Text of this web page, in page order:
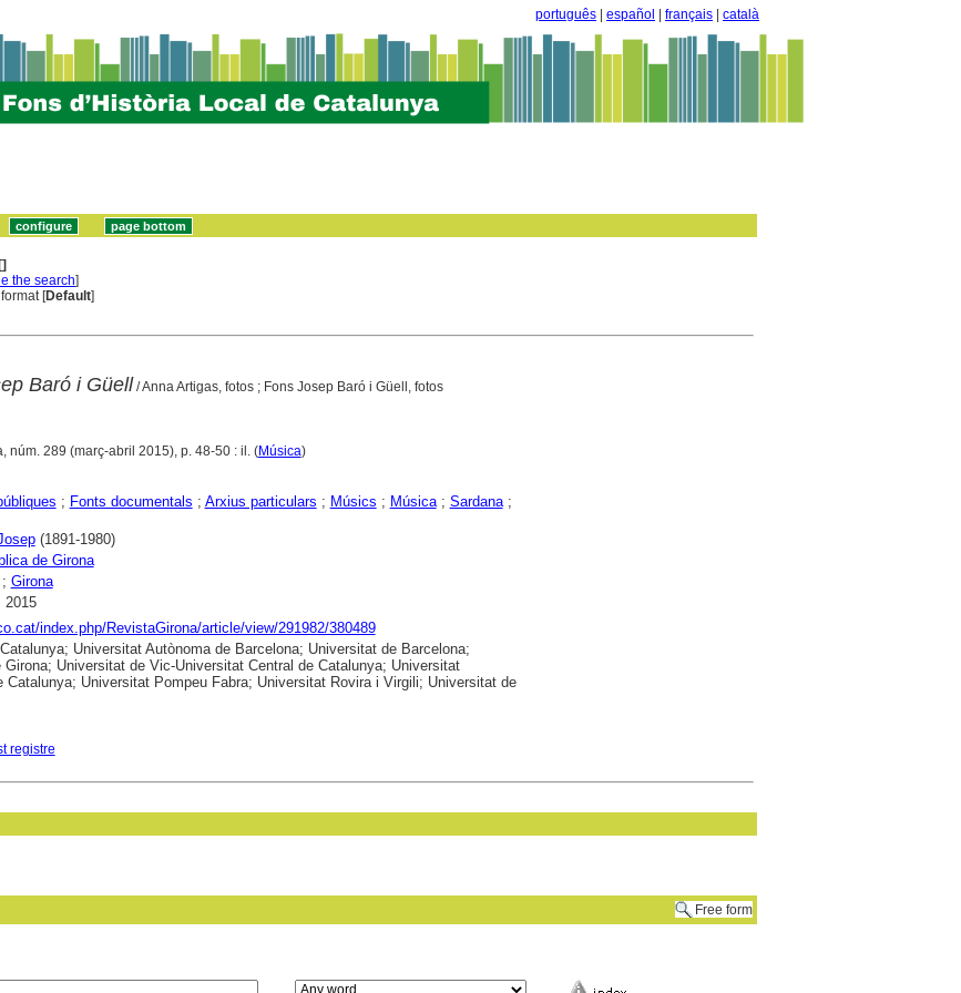
português español français català
the search]
[Default]
Baró i Güell/ Anna Artigas, fotos ; Fons Josep Baró i Güell, fotos
núm. 289 (març-abril 2015), p. 48-50 : il. (Música)
; Fonts documentals ; Arxius particulars ; Músics ; Música; Sardana;
(1891-1980)
de Girona
Girona
2015
index.php/RevistaGirona/article/view/291982/380489
Universitat Autònoma de Barcelona; Universitat de Barcelona;
Girona; Universitat de Vic-Universitat Central de Catalunya; Universitat
Catalunya; Universitat Pompeu Fabra; Universitat Rovira i Virgili; Universitat de
registre
Free form